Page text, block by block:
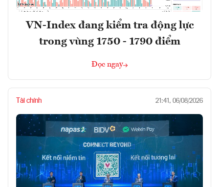
VN-Index đang kiểm tra động lực
trong vùng 1750 - 1790 điểm
Đọc ngay
Tài chính 21:41, 06/08/2026